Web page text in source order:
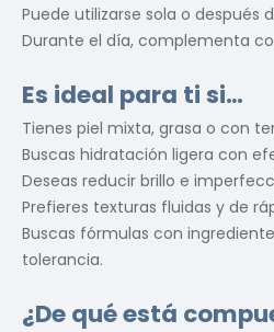
Puede utilizarse sola o después
Durante el día, complementa
Es ideal para ti si…
Tienes piel mixta, grasa o con
Buscas hidratación ligera con
Deseas reducir brillo e
Prefieres texturas fluidas y de
Buscas fórmulas con
tolerancia.
¿De qué está